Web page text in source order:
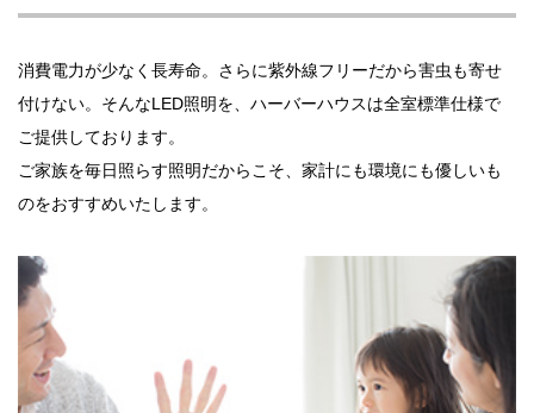
消費電力が少なく長寿命。さらに紫外線フリーだから害虫も寄せ
付けない。そんなLED照明を、ハーバーハウスは全室標準仕様で
ご提供しております。
ご家族を毎日照らす照明だからこそ、家計にも環境にも優しいも
のをおすすめいたします。